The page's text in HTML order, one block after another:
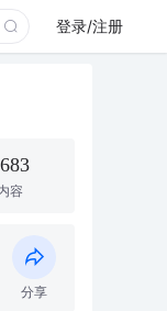
登录/注册
容
分享